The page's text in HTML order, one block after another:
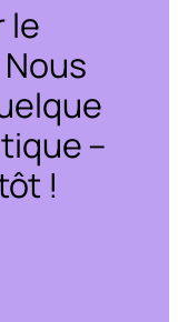
le
–
!